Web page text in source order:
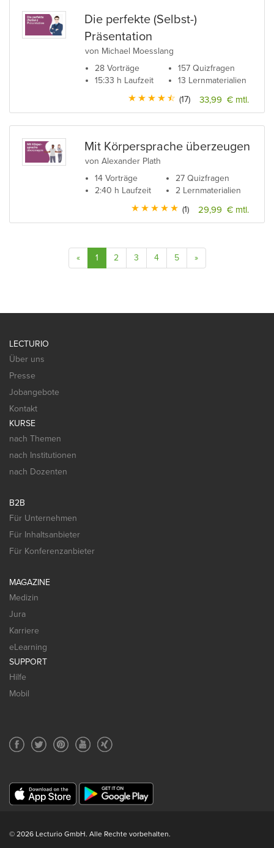
Die perfekte (Selbst-)
Präsentation
von Michael Moesslang
28 Vorträge
15:33 h Laufzeit
157 Quizfragen
13 Lernmaterialien
33,99 € mtl.
(17)
Mit Körpersprache überzeugen
von Alexander Plath
14 Vorträge
2:40 h Laufzeit
27 Quizfragen
2 Lernmaterialien
29,99 € mtl.
(1)
« 1 2 3 4 5 »
LECTURIO
Über uns
Presse
Jobangebote
Kontakt
KURSE
nach Themen
nach Institutionen
nach Dozenten
B2B
Für Unternehmen
Für Inhaltsanbieter
Für Konferenzanbieter
MAGAZINE
Medizin
Jura
Karriere
eLearning
SUPPORT
Hilfe
Mobil
© 2026 Lecturio GmbH. Alle Rechte vorbehalten.